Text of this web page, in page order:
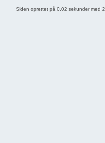
Siden oprettet på 0.02 sekunder med